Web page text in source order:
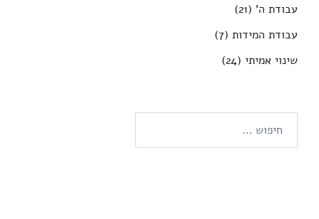
עבודת ה' (21)
עבודת המידות (7)
שינוי אמיתי (24)